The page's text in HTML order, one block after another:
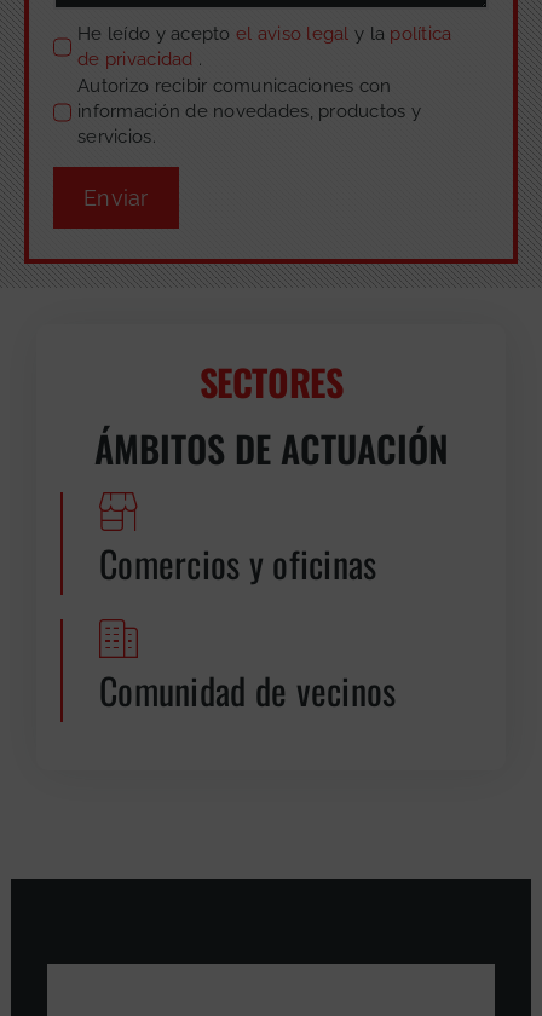
He leído y acepto el aviso legaly la política
de privacidad .
Autorizo recibir comunicaciones con
información de novedades, productos y
servicios.
Enviar
SECTORES
ÁMBITOS DE ACTUACIÓN
Comercios y oficinas
Comunidad de vecinos